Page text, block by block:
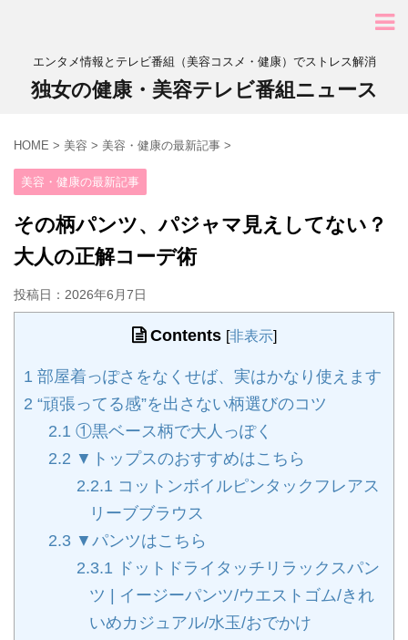
エンタメ情報とテレビ番組（美容コスメ・健康）でストレス解消
独女の健康・美容テレビ番組ニュース
HOME > 美容 > 美容・健康の最新記事 >
美容・健康の最新記事
その柄パンツ、パジャマ見えしてない？
大人の正解コーデ術
投稿日： 2026年6月7日
Contents [非表示]
1 部屋着っぽさをなくせば、実はかなり使えます
2 “頑張ってる感”を出さない柄選びのコツ
2.1 ①黒ベース柄で大人っぽく
2.2 ▼トップスのおすすめはこちら
2.2.1 コットンボイルピンタックフレアス
リーブブラウス
2.3 ▼パンツはこちら
2.3.1 ドットドライタッチリラックスパン
ツ | イージーパンツ/ウエストゴム/きれ
いめカジュアル/水玉/おでかけ